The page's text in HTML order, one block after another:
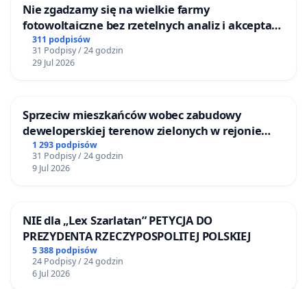
Nie zgadzamy się na wielkie farmy
fotowoltaiczne bez rzetelnych analiz i akceptacji
mieszkańców
311 podpisów
31 Podpisy / 24 godzin
29 Jul 2026
Sprzeciw mieszkańców wobec zabudowy
deweloperskiej terenow zielonych w rejonie
Bulwarów Straceńskich w Bielsku-Białej
1 293 podpisów
31 Podpisy / 24 godzin
9 Jul 2026
NIE dla „Lex Szarlatan” PETYCJA DO
PREZYDENTA RZECZYPOSPOLITEJ POLSKIEJ
5 388 podpisów
24 Podpisy / 24 godzin
6 Jul 2026